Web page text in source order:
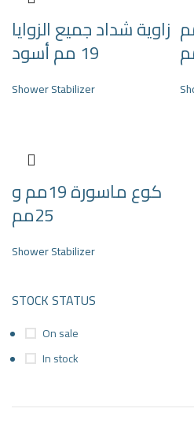
STOCK STATUS
On sale
In stock
زاوية شداد جميع الزوايا
19 مم أسود
Shower Stabilizer
19مم
كوع ماسورة 19مم و
25مم
Shower Stabilizer